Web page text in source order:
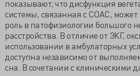
показывают, что дисфункция
системы, связанная с СОАС,
роль в патофизиологии большого
расстройства. В отличие от ЭКГ,
использовании в амбулаторных
доступна независимо от
сна. В сочетании с клиническими